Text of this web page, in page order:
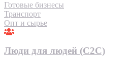
Готовые бизнесы
Транспорт
Опт и сырье
Люди для людей (С2С)